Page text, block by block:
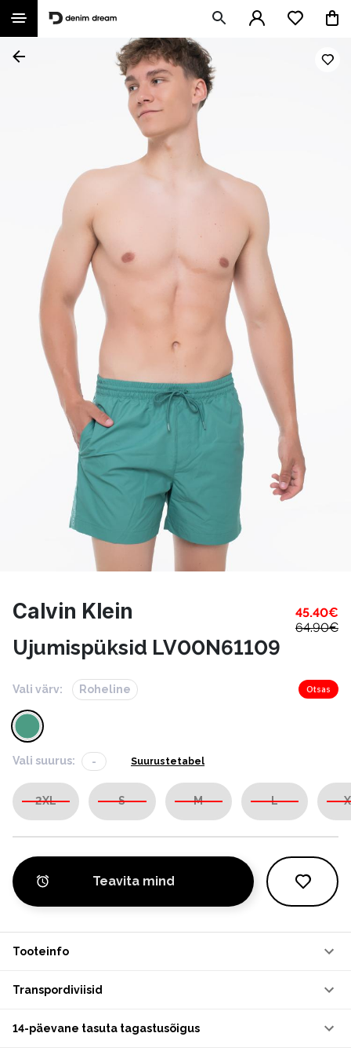
Calvin Klein 45.40€
64.90€
Ujumispüksid LV00N61109
Vali värv: Roheline Otsas
Vali suurus: - Suurustetabel
2XL S M L
Teavita mind
Tooteinfo
Transpordiviisid
14-päevane tasuta tagastusõigus